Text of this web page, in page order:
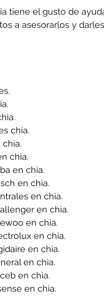
tiene el gusto de
a asesorarlos y
chia.
chia.
en chia.
en chia.
en chia.
en chia.
en chia.
en chia.
en chia.
en chia.
en chia.
en chia.